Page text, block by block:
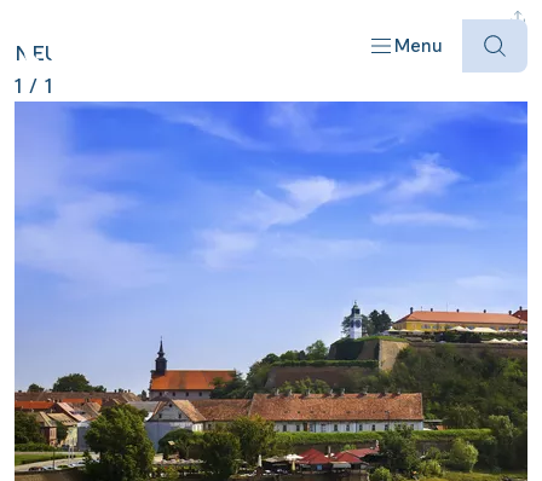
Menu
Offres
Destinations
Bateaux
NEU
1 / 1